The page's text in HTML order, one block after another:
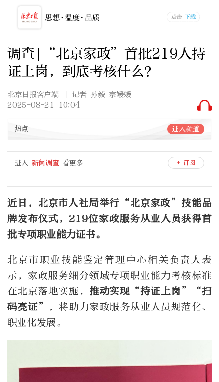
调查|“北京家政”首批219人持
证上岗，到底考核什么？
北京日报客户端
| 记者 孙毅 宗媛媛
2025-08-21 10:04
热点 进入频道
进入 新闻调查 看更多 + 订阅
近日，北京市人社局举行“北京家政”技能品
牌发布仪式，219位家政服务从业人员获得首
批专项职业能力证书。
北京市职业技能鉴定管理中心相关负责人表
示，家政服务细分领域专项职业能力考核标准
在北京落地实施， 推动实现“持证上岗”“扫
码亮证”
，将助力家政服务从业人员规范化、
职业化发展。